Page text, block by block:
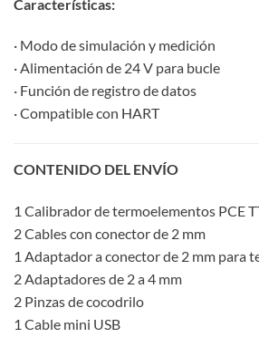
Características:
· Modo de simulación y medición
· Alimentación de 24 V para bucle
· Función de registro de datos
· Compatible con HART
CONTENIDO DEL ENVÍO
1 Calibrador de termoelementos PCE
2 Cables con conector de 2 mm
1 Adaptador a conector de 2 mm para
2 Adaptadores de 2 a 4 mm
2 Pinzas de cocodrilo
1 Cable mini USB